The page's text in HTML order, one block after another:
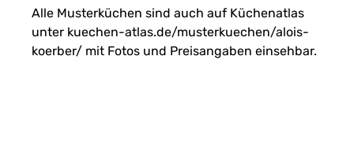
Alle Musterküchen sind auch auf Küchenatlas
unter kuechen-atlas.de/musterkuechen/alois-
koerber/ mit Fotos und Preisangaben einsehbar.